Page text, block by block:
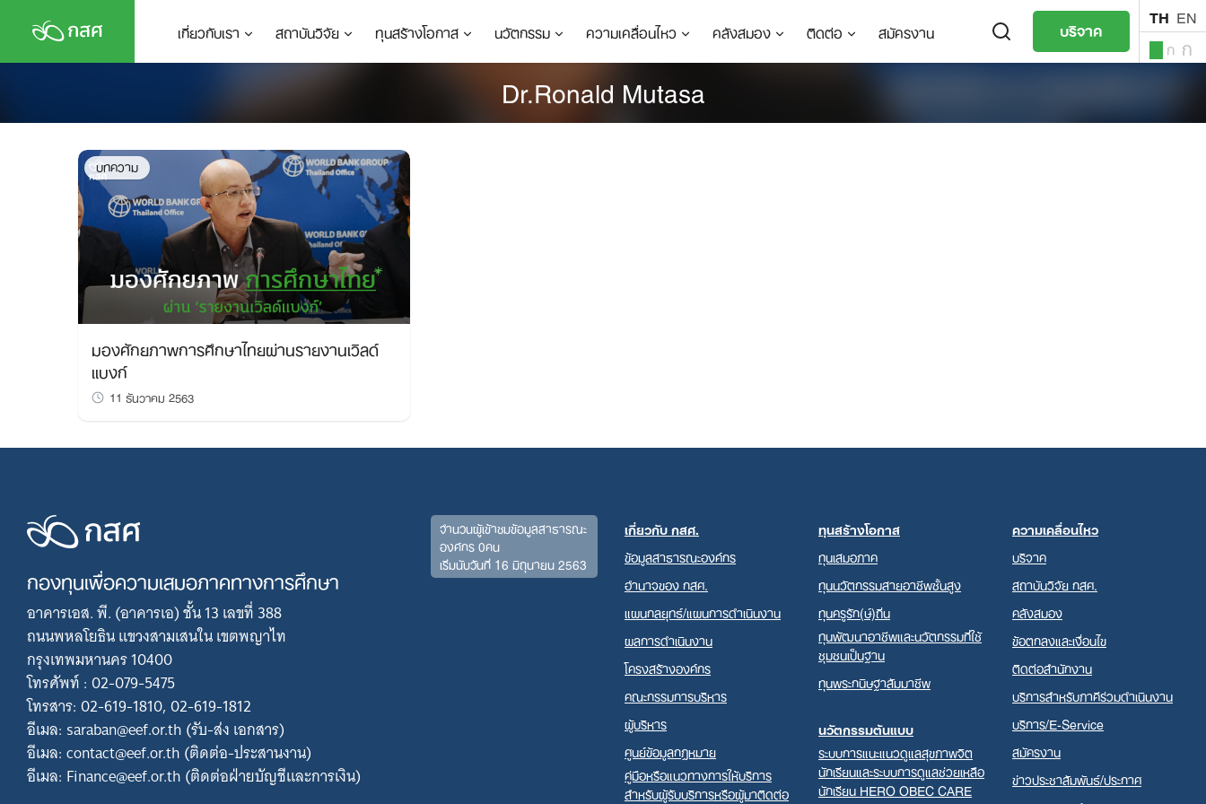
content
เกี่ยวกับเรา สถาบันวิจัย ทุนสร้างโอกาส นวัตกรรม ความเคลื่อนไหว คลังสมอง ติดต่อ สมัครงาน บริจาค TH EN
ก ก
Dr.Ronald Mutasa
บทความ
มองศักยภาพการศึกษาไทยผ่านรายงานเวิลด์
แบงก์
11 ธันวาคม 2563
กองทุนเพื่อความเสมอภาคทางการศึกษา
อาคารเอส. พี. (อาคารเอ) ชั้น 13 เลขที่ 388
ถนนพหลโยธิน แขวงสามเสนใน เขตพญาไท
กรุงเทพมหานคร 10400
โทรศัพท์ : 02-079-5475
โทรสาร: 02-619-1810, 02-619-1812
อีเมล: saraban@eef.or.th (รับ-ส่ง เอกสาร)
อีเมล: contact@eef.or.th (ติดต่อ-ประสานงาน)
อีเมล: Finance@eef.or.th (ติดต่อฝ่ายบัญชีและการเงิน)
จำนวนผู้เข้าชมข้อมูลสาธารณะ
องค์กร 0คน
เริ่มนับวันที่ 16 มิถุนายน 2563
เกี่ยวกับ กสศ.
ข้อมูลสาธารณะองค์กร
อำนาจของ กสศ.
แผนกลยุทธ์/แผนการดำเนินงาน
ผลการดำเนินงาน
โครงสร้างองค์กร
คณะกรรมการบริหาร
ผู้บริหาร
ศูนย์ข้อมูลกฎหมาย
คู่มือหรือแนวทางการให้บริการ
สำหรับผู้รับบริการหรือผู้มาติดต่อ
ทุนสร้างโอกาส
ทุนเสมอภาค
ทุนนวัตกรรมสายอาชีพชั้นสูง
ทุนครูรัก(ษ์)ถิ่น
ทุนพัฒนาอาชีพและนวัตกรรมที่ใช้
ชุมชนเป็นฐาน
ทุนพระกนิษฐาสัมมาชีพ
นวัตกรรมต้นแบบ
ระบบการแนะแนวดูแลสุขภาพจิต
นักเรียนและระบบการดูแลช่วยเหลือ
นักเรียน HERO OBEC CARE
ความเคลื่อนไหว
บริจาค
สถาบันวิจัย กสศ.
คลังสมอง
ข้อตกลงและเงื่อนไข
ติดต่อสำนักงาน
บริการสำหรับภาคีร่วมดำเนินงาน
บริการ/E-Service
สมัครงาน
ข่าวประชาสัมพันธ์/ประกาศ